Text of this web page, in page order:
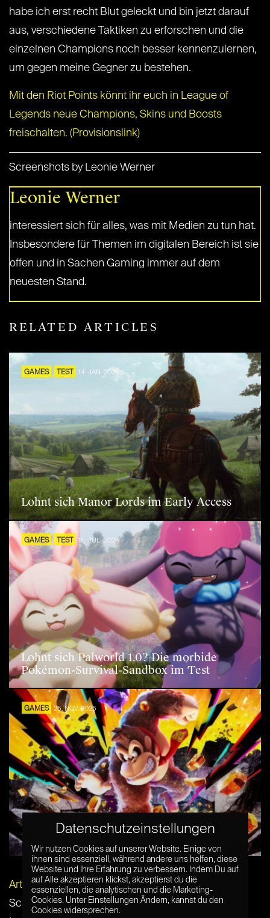
habe ich erst recht Blut geleckt und bin jetzt darauf
aus, verschiedene Taktiken zu erforschen und die
einzelnen Champions noch besser kennenzulernen,
um gegen meine Gegner zu bestehen.
Mit den Riot Points könnt ihr euch in League of
Legends neue Champions, Skins und Boosts
freischalten. (Provisionslink)
Screenshots by Leonie Werner
Leonie Werner
interessiert sich für alles, was mit Medien zu tun hat.
Insbesondere für Themen im digitalen Bereich ist sie
offen und in Sachen Gaming immer auf dem
neuesten Stand.
RELATED ARTICLES
GAMES TEST 14. JAN. 2026
Lohnt sich Manor Lords im Early Access
GAMES TEST 15. JULI 2026
Lohnt sich Palworld 1.0? Die morbide
Pokémon-Survival-Sandbox im Test
GAMES 25. NOV. 2025
Die besten Spiele für die Nintendo Switch 2
Artikel per E-Mail verschicken
Schlagwörter:Auto Chess,Dota2, Hearthstone
Datenschutzeinstellungen
Wir nutzen Cookies auf unserer Website. Einige von
ihnen sind essenziell, während andere uns helfen, diese
Website und Ihre Erfahrung zu verbessern. Indem Du auf
auf Alle akzeptieren klickst, akzeptierst du die
essenziellen, die analytischen und die Marketing-
Cookies. Unter Einstellungen Ändern, kannst du den
Cookies widersprechen.